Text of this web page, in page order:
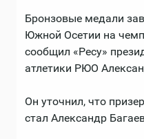
Бронзовые медали
Южной Осетии на
сообщил «Ресу»
атлетики РЮО
Он уточнил, что
стал Александр